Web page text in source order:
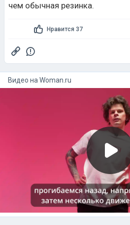
чем обычная резинка.
Нравится 37
Видео на woman.ru